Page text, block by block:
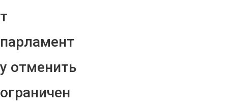
т
парламент
у отменить
ограничен